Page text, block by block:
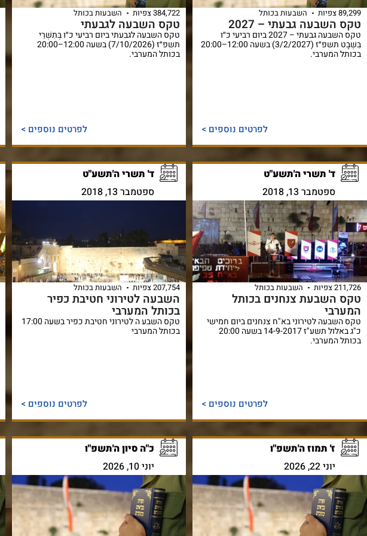
89,299 צפיות השבעות בכותל
טקס השבעה גבעתי – 2027
טקס השבעה גבעתי – 2027 ביום רביעי כ״ו
בִּשְׁבָט תשפ״ז (3/2/2027) בשעה 12:00–20:00
בכותל המערבי.
לפרטים נוספים >
384,722 צפיות השבעות בכותל
טקס השבעה לגבעתי
טקס השבעה לגבעתי ביום רביעי כ״ו בְּתִשְׁרֵי
תשפ״ז (7/10/2026) בשעה 12:00–20:00
בכותל המערבי.
לפרטים נוספים >
ד' תשרי ה'תשע"ט
ספטמבר 13, 2018
211,726 צפיות השבעות בכותל
טקס השבעת צנחנים בכותל
המערבי
טקס השבעה לטירוני בא"ח צנחנים ביום חמישי
כ"ג באלול תשע"ז 14-9-2017 בשעה 20:00
בכותל המערבי.
לפרטים נוספים >
ד' תשרי ה'תשע"ט
ספטמבר 13, 2018
207,754 צפיות השבעות בכותל
השבעה לטירוני חטיבת כפיר
בכותל המערבי
טקס השבע ה לטירוני חטיבת כפיר בשעה 17:00
בכותל המערבי
לפרטים נוספים >
ז' תמוז ה'תשפ"ו
יוני 22, 2026
כ"ה סיון ה'תשפ"ו
יוני 10, 2026